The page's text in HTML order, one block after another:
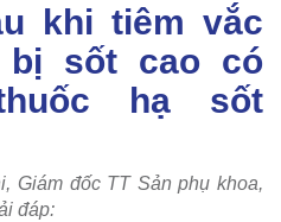
khi tiêm vắc
bị sốt cao có
hạ sốt
Giám đốc TT Sản phụ khoa,
đáp: